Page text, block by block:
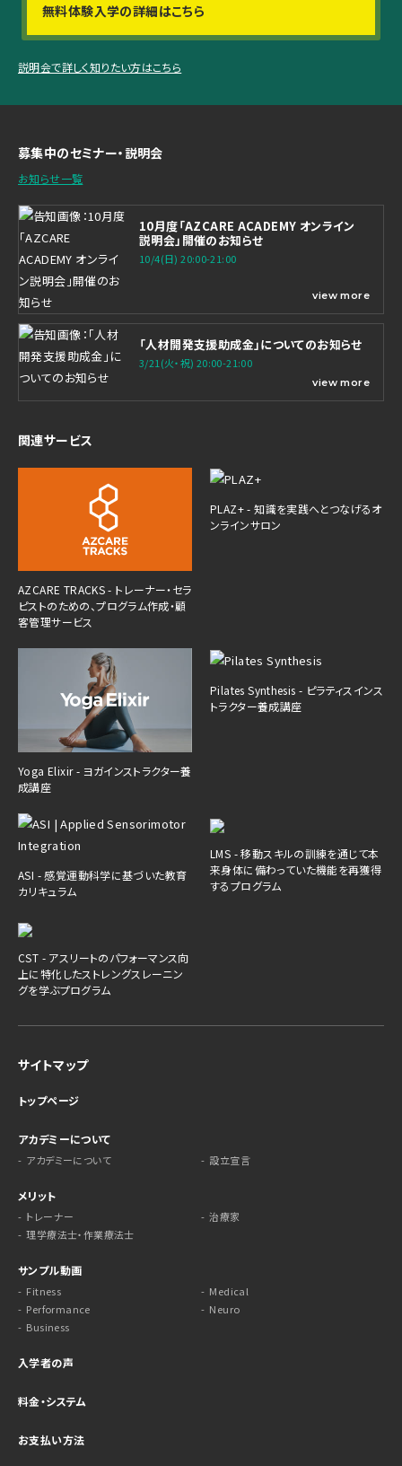
無料体験入学の詳細はこちら
説明会で詳しく知りたい方はこちら
募集中のセミナー・説明会
お知らせ一覧
10月度「AZCARE ACADEMY オンライン
説明会」開催のお知らせ
10/4(日) 20:00-21:00
view more
「人材開発支援助成金」についてのお知らせ
3/21(火・祝) 20:00-21:00
view more
関連サービス
AZCARE TRACKS - トレーナー・セラ
ピストのための、プログラム作成・顧
客管理サービス
PLAZ+ - 知識を実践へとつなげるオ
ンラインサロン
Yoga Elixir - ヨガインストラクター養
成講座
Pilates Synthesis - ピラティスインス
トラクター養成講座
ASI - 感覚運動科学に基づいた教育
カリキュラム
LMS - 移動スキルの訓練を通じて本
来身体に備わっていた機能を再獲得
するプログラム
CST - アスリートのパフォーマンス向
上に特化したストレングスレーニン
グを学ぶプログラム
サイトマップ
トップページ
アカデミーについて
アカデミーについて 設立宣言
メリット
トレーナー
治療家
理学療法士・作業療法士
サンプル動画
Fitness
Medical
Performance
Neuro
Business
入学者の声
料金・システム
お支払い方法